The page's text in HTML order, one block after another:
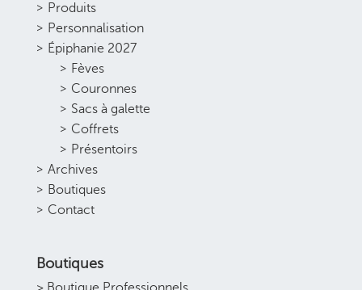
Produits
Personnalisation
Épiphanie 2027
Fèves
Couronnes
Sacs à galette
Coffrets
Présentoirs
Archives
Boutiques
Contact
Boutiques